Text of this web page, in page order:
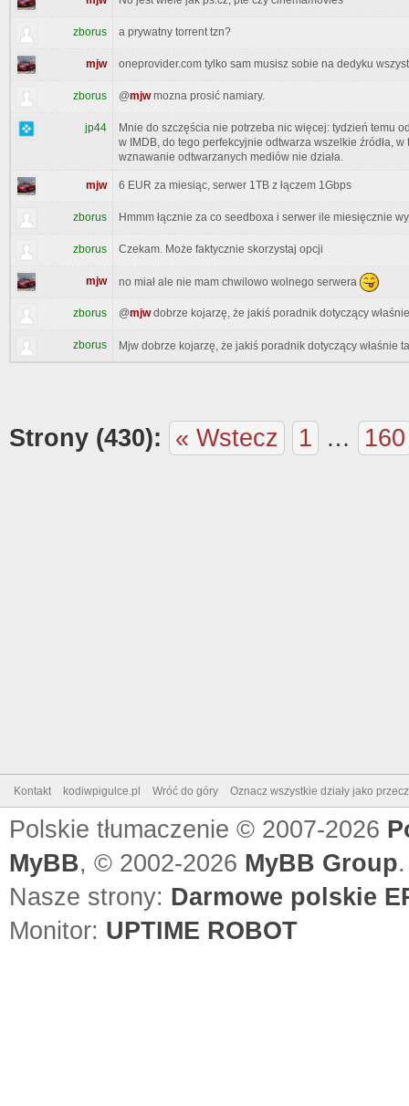
zborus a prywatny torrent tzn?
mjw oneprovider.com tylko sam musisz sobie na dedyku
zborus @mjwmozna prosić namiary.
jp44
Mnie do szczęścia nie potrzeba nic więcej: tydzień temu
w IMDB, do tego perfekcyjnie odtwarza wszelkie źródła,
wznawanie odtwarzanych mediów nie działa.
mjw 6 EUR za miesiąc, serwer 1TB z łączem 1Gbps
zborus Hmmm łącznie za co seedboxa i serwer ile miesięcznie
zborus Czekam. Może faktycznie skorzystaj opcji
mjw no miał ale nie mam chwilowo wolnego serwera
zborus @mjwdobrze kojarzę, że jakiś poradnik dotyczący
zborus Mjw dobrze kojarzę, że jakiś poradnik dotyczący właśnie
Strony (430): « Wstecz 1 … 160
Kontakt kodiwpigulce.pl Wróć do góry Oznacz wszystkie działy jako
Polskie tłumaczenie © 2007-2026
MyBB, © 2002-2026 MyBB Group.
Nasze strony: Darmowe polskie
Monitor: UPTIME ROBOT